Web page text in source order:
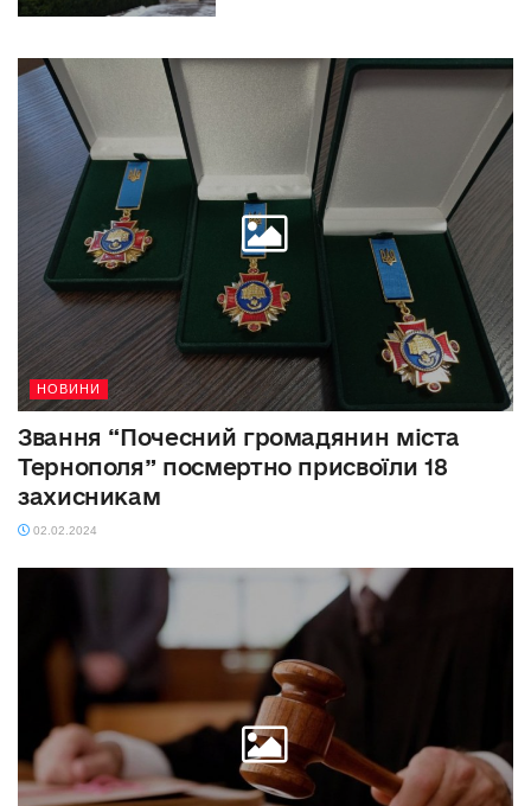
НОВИНИ
Звання “Почесний громадянин міста
Тернополя” посмертно присвоїли 18
захисникам
02.02.2024